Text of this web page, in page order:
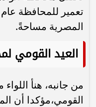
المصرية مساحةً.
العيد القومي
من جانبه، هنأ
القومي،مؤكدا أن